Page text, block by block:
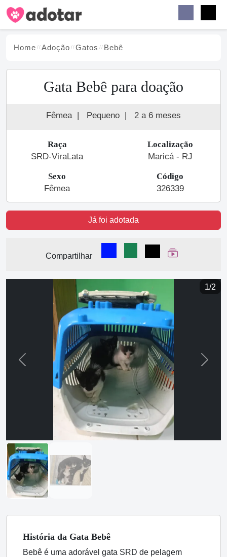
Home Adoção Gatos Bebê
Gata Bebê para doação
Fêmea | Pequeno | 2 a 6 meses
Raça
SRD-ViraLata
Localização
Maricá - RJ
Sexo
Fêmea
Código
326339
Já foi adotada
Compartilhar
Compartilhar no Facebook
Compartilhar no
Compartilhar
Ver Web Story
1/2
Previous Next
História da Gata Bebê
Bebê é uma adorável gata SRD de pelagem